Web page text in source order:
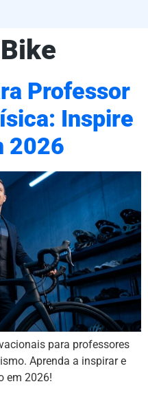
Professor
Inspire
2026
para professores
Aprenda a inspirar e
em 2026!